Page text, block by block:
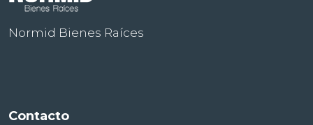
Normid Bienes Raíces
Contacto